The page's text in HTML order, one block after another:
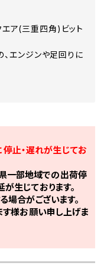
ア(三重四角)ビット
エンジンや足回りに
止・遅れが生じてお
一部地域での出荷停
生じております。
場合がございます。
す様お願い申し上げま